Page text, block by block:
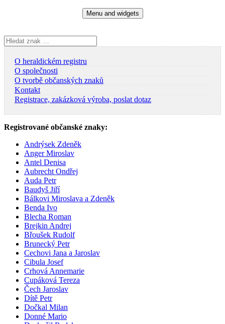
Menu and widgets
Vyhledávání
O heraldickém registru
O společnosti
O tvorbě občanských znaků
Kontakt
Registrace, zakázková výroba, poslat dotaz
Registrované občanské znaky:
Andrýsek Zdeněk
Anger Miroslav
Antel Denisa
Aubrecht Ondřej
Auda Petr
Baudyš Jiří
Bálkovi Miroslava a Zdeněk
Benda Ivo
Blecha Roman
Brejkin Andrej
Břoušek Rudolf
Brunecký Petr
Cechovi Jana a Jaroslav
Cibula Josef
Crhová Annemarie
Cupáková Tereza
Čech Jaroslav
Dítě Petr
Dočkal Milan
Donné Mario